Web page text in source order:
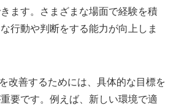
ます。さまざまな場面で経験を積
行動や判断をする能力が向上しま
改善するためには、具体的な目標を
要です。例えば、新しい環境で適